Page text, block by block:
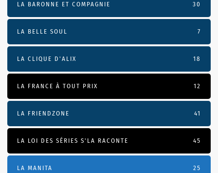
LA BARONNE ET COMPAGNIE 30
LA BELLE SOUL 7
LA CLIQUE D'ALIX 18
LA FRANCE À TOUT PRIX 12
LA FRIENDZONE 41
LA LOI DES SÉRIES S'LA RACONTE 45
LA MANITA 25